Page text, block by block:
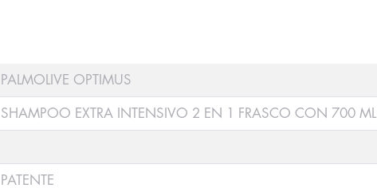
PALMOLIVE OPTIMUS
SHAMPOO EXTRA INTENSIVO 2 EN 1 FRASCO CON 700 ML
PATENTE